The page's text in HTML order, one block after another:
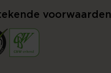
voorwaarden